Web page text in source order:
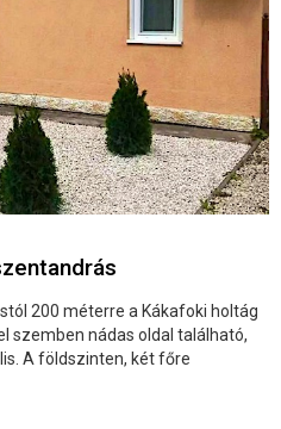
200 méterre a Kákafoki holtág
szemben nádas oldal található,
A földszinten, két főre